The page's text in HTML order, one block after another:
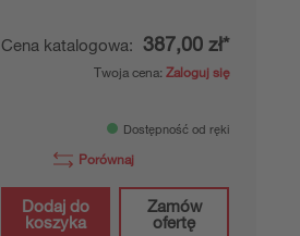
Cena katalogowa: 387,00 zł*
Twoja cena: Zaloguj się
Dostępność od ręki
Porównaj
Dodaj do
koszyka
Zamów
ofertę